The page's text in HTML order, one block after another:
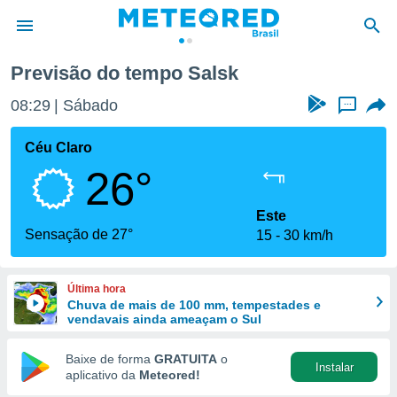
da
fornecidas
a este
das
e
forma
digital
Previsão do tempo Salsk
08:29 Sábado ...
Céu Claro
26°
Sensação de 27°
Este
15
30 km/h
Última hora
Chuva de mais de 100 mm, tempestades e
vendavais ainda ameaçam o Sul
Baixe de forma GRATUITA o
aplicativo da Meteored!
Instalar